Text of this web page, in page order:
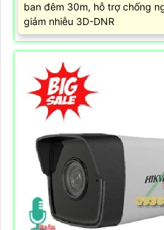
ban đêm 30m, hỗ trợ chống
giảm nhiễu 3D-DNR